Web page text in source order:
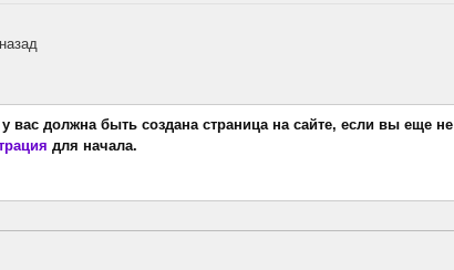
вас должна быть создана страница на сайте, если вы еще не
для начала.